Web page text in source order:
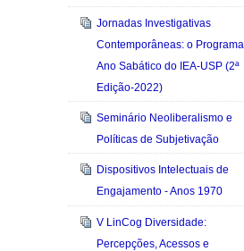
Jornadas Investigativas
Contemporâneas: o Programa
Ano Sabático do IEA-USP (2ª
Edição-2022)
Seminário Neoliberalismo e
Políticas de Subjetivação
Dispositivos Intelectuais de
Engajamento - Anos 1970
V LinCog Diversidade:
Percepções, Acessos e